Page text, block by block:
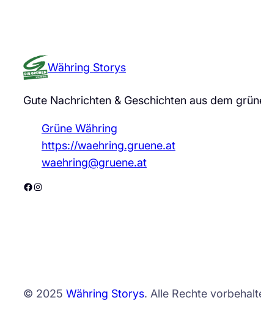
Währing Storys
Gute Nachrichten & Geschichten aus dem
Grüne Währing
https://waehring.gruene.at
waehring@gruene.at
Facebook Instagram
© 2025 Währing Storys. Alle Rechte